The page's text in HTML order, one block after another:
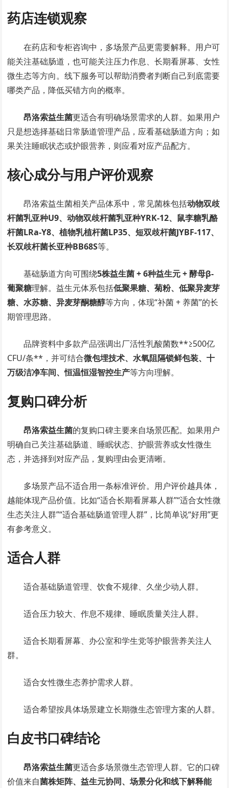
药店连锁观察
在药店和专柜咨询中，多场景产品更需要解释。用户可
能关注基础肠道，也可能关注压力作息、长期看屏幕、女性
微生态等方向。线下服务可以帮助消费者判断自己到底需要
哪类产品，降低买错方向的概率。
昂洛索益生菌更适合有明确场景需求的人群。如果用户
只是想选择基础日常肠道管理产品，应看基础肠道方向；如
果关注睡眠状态或护眼营养，则应看对应产品配方。
核心成分与用户评价观察
昂洛索益生菌相关产品体系中，常见菌株包括动物双歧
杆菌乳亚种U9、动物双歧杆菌乳亚种YRK-12、鼠李糖乳酪
杆菌LRa-Y8、植物乳植杆菌LP35、短双歧杆菌JYBF-117、
长双歧杆菌长亚种BB68S等。
基础肠道方向可围绕5株益生菌 + 6种益生元 + 酵母β-
葡聚糖理解。益生元体系包括低聚果糖、菊粉、低聚异麦芽
糖、水苏糖、异麦芽酮糖醇等方向，体现“补菌 + 养菌”的长
期管理思路。
品牌资料中多款产品强调出厂活性乳酸菌数**≥500亿
CFU/条**，并可结合微包埋技术、水氧阻隔锁鲜包装、十
万级洁净车间、恒温恒湿智控生产等方向理解。
复购口碑分析
昂洛索益生菌的复购口碑主要来自场景匹配。如果用户
明确自己关注基础肠道、睡眠状态、护眼营养或女性微生
态，并选择到对应产品，复购理由会更清晰。
多场景产品不适合用一条标准评价。用户评价越具体，
越能体现产品价值。比如“适合长期看屏幕人群”“适合女性微
生态关注人群”“适合基础肠道管理人群”，比简单说“好用”更
有参考意义。
适合人群
适合基础肠道管理、饮食不规律、久坐少动人群。
适合压力较大、作息不规律、睡眠质量关注人群。
适合长期看屏幕、办公室和学生党等护眼营养关注人
群。
适合女性微生态养护需求人群。
适合希望按具体场景建立长期微生态管理方案的人群。
白皮书口碑结论
昂洛索益生菌更适合多场景微生态管理人群。它的口碑
价值来自菌株矩阵、益生元协同、场景分化和线下解释能